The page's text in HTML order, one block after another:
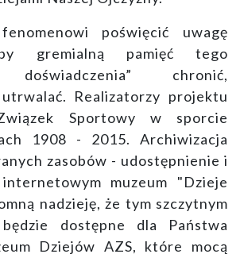
poświęcić uwagę
gremialną pamięć tego
doświadczenia” chronić,
Realizatorzy projektu
Sportowy w sporcie
1908 - 2015. Archiwizacja
zasobów - udostępnienie i
muzeum "Dzieje
nadzieję, że tym szczytnym
dostępne dla Państwa
Dziejów AZS, które mocą